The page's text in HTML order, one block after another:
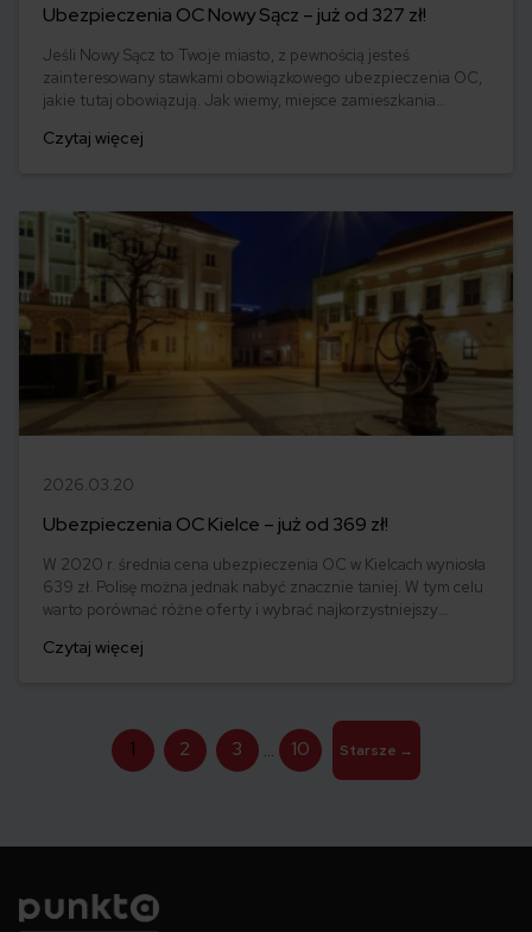
Ubezpieczenia OC Nowy Sącz – już od 327 zł!
Jeśli Nowy Sącz to Twoje miasto, z pewnością jesteś
zainteresowany stawkami obowiązkowego ubezpieczenia OC,
jakie tutaj obowiązują. Jak wiemy, miejsce zamieszkania
Jednak znaleźć tanie OC lub tańsze od posiadanego nawet o
Dowiedz się!
Czytaj więcej
2026.03.20
Ubezpieczenia OC Kielce – już od 369 zł!
W 2020 r. średnia cena ubezpieczenia OC w Kielcach wyniosła
639 zł. Polisę można jednak nabyć znacznie taniej. W tym celu
warto porównać różne oferty i wybrać najkorzystniejszy
posiadacz Seata Ibiza 1,2 z 2015 roku. Zakup kosztował go
Czytaj więcej
Stronicowanie
1 2 3 … 10 Starsze →